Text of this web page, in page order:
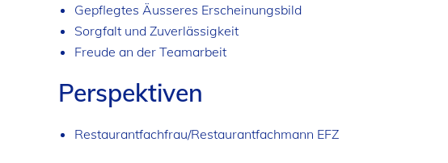
Gepflegtes Äusseres Erscheinungsbild
Sorgfalt und Zuverlässigkeit
Freude an der Teamarbeit
Perspektiven
Restaurantfachfrau/Restaurantfachmann EFZ